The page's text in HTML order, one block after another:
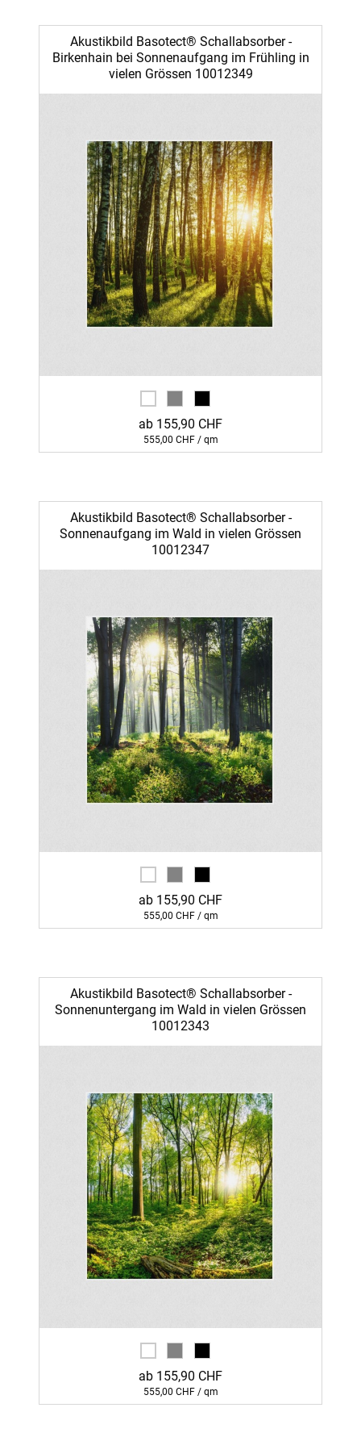
Akustikbild Basotect® Schallabsorber -
Birkenhain bei Sonnenaufgang im Frühling in
vielen Grössen 10012349
ab 155,90 CHF
555,00 CHF / qm
Akustikbild Basotect® Schallabsorber -
Sonnenaufgang im Wald in vielen Grössen
10012347
ab 155,90 CHF
555,00 CHF / qm
Akustikbild Basotect® Schallabsorber -
Sonnenuntergang im Wald in vielen Grössen
10012343
ab 155,90 CHF
555,00 CHF / qm